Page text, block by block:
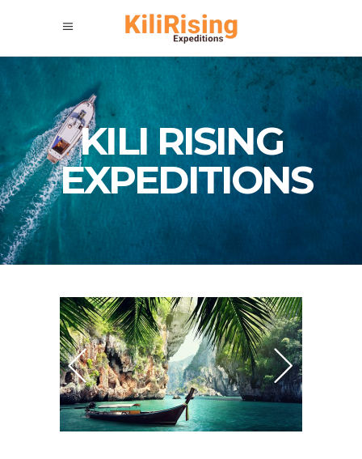
KILI RISING
EXPEDITIONS